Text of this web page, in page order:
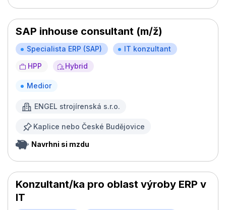
SAP inhouse consultant (m/ž)
Specialista ERP (SAP)
IT konzultant
HPP
Hybrid
Medior
ENGEL strojírenská s.r.o.
Kaplice nebo České Budějovice
Navrhni si mzdu
Konzultant/ka pro oblast výroby ERP v
IT